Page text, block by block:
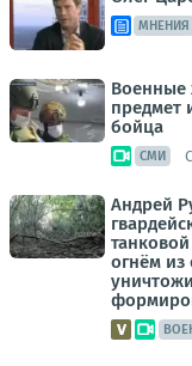
МНЕНИЯ
Военные
предмет
бойца
СМИ
Андрей
огнём из